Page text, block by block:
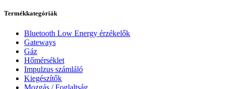
Termékkategóriák
Bluetooth Low Energy érzékelők
Gateways
Gáz
Hőmérséklet
Impulzus számláló
Kiegészítők
Mozgás / Foglaltság